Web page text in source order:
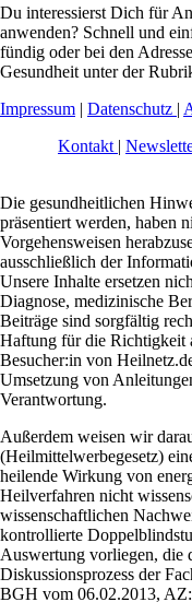
Du interessierst Dich für
anwenden? Schnell und
fündig oder bei den
Gesundheit unter der
Impressum
Datenschutz
Kontakt
Die gesundheitlichen
präsentiert werden, haben
Vorgehensweisen
ausschließlich der
Unsere Inhalte ersetzen
Diagnose, medizinische
Beiträge sind sorgfältig
Haftung für die Richtigkeit
Besucher:in von
Umsetzung von
Verantwortung.
Außerdem weisen wir
(Heilmittelwerbegesetz)
heilende Wirkung von
Heilverfahren nicht
wissenschaftlichen
kontrollierte
Auswertung vorliegen, die
Diskussionsprozess der
BGH vom 06.02.2013,